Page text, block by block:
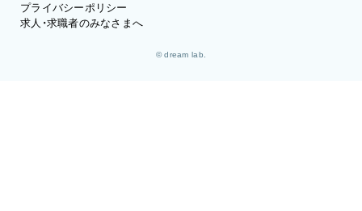
プライバシーポリシー
求人・求職者のみなさまへ
© dream lab.